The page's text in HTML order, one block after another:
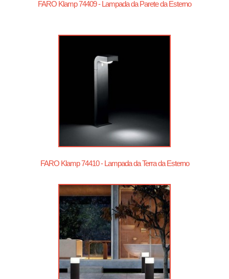
FARO Klamp 74409 - Lampada da Parete da Esterno
FARO Klamp 74410 - Lampada da Terra da Esterno